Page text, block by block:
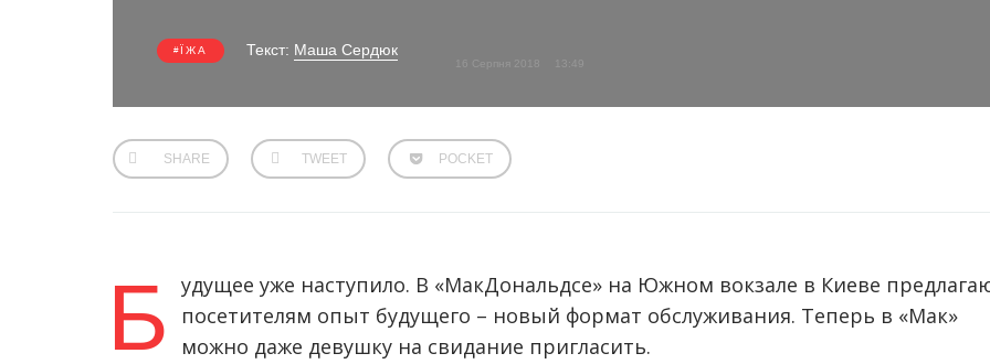
ЇЖА Текст: Маша Сердюк
13:49
SHARE TWEET POCKET
Б
удущее уже наступило. В «МакДональдсе» на Южном вокзале в Киеве
посетителям опыт будущего – новый формат обслуживания. Теперь в «Мак»
можно даже девушку на свидание пригласить.